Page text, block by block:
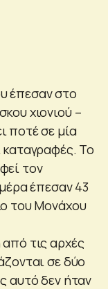
έπεσαν στο
χιονιού –
ποτέ σε μία
Το
τον
έπεσαν 43
του Μονάχου
τις αρχές
σε δύο
αυτό δεν ήταν